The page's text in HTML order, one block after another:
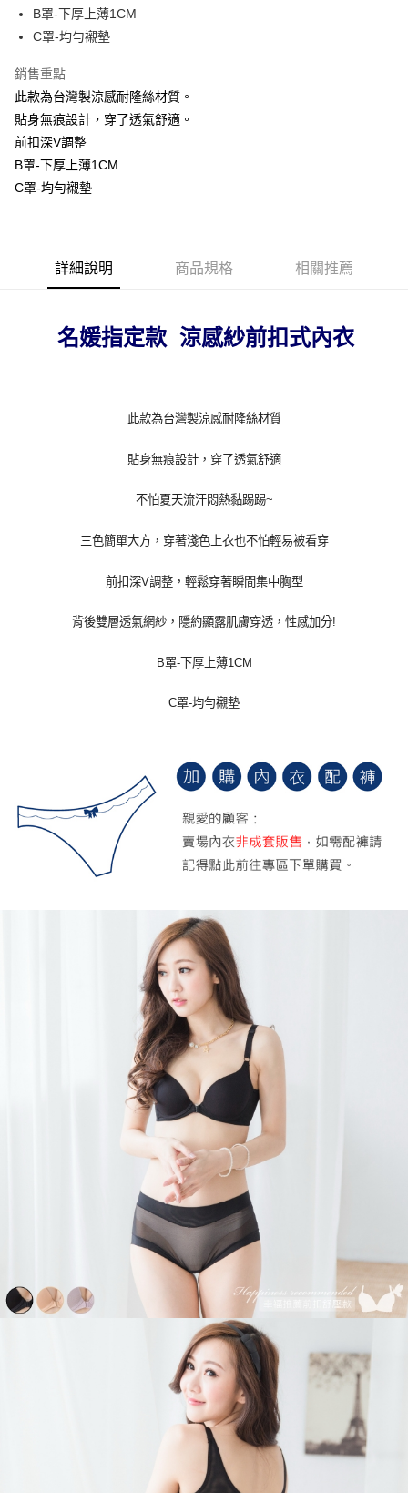
悠遊付
ATM付款
貨到付款
運送方式
全家取貨付款
每筆NT$70，滿NT$799(含以上)免運費
萊爾富取貨付款
每筆NT$70，滿NT$799(含以上)免運費
付款後萊爾富取貨
每筆NT$70，滿NT$799(含以上)免運費
每筆NT$70，滿NT$799(含以上)免運費
B罩-下厚上薄1CM
C罩-均勻襯墊
銷售重點
此款為台灣製涼感耐隆絲材質。
貼身無痕設計，穿了透氣舒適。
前扣深V調整
B罩-下厚上薄1CM
C罩-均勻襯墊
詳細說明 商品規格 相關推薦
名媛指定款 涼感紗前扣式內衣
此款為台灣製涼感耐隆絲材質
貼身無痕設計，穿了透氣舒適
不怕夏天流汗悶熱黏踢踢~
三色簡單大方，穿著淺色上衣也不怕輕易被看穿
前扣深V調整，輕鬆穿著瞬間集中胸型
背後雙層透氣網紗，隱約顯露肌膚穿透，性感加分!
B罩-下厚上薄1CM
C罩-均勻襯墊